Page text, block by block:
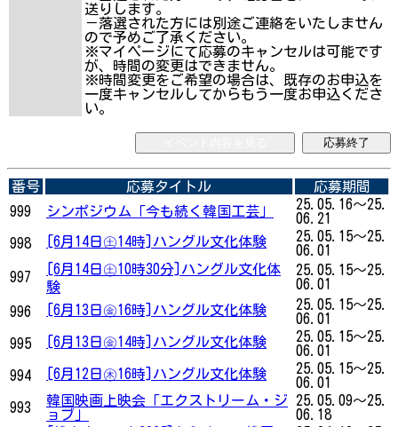
送りします。
－落選された方には別途ご連絡をいたしません
ので予めご了承ください。
※マイページにて応募のキャンセルは可能です
が、時間の変更はできません。
※時間変更をご希望の場合は、既存のお申込を
一度キャンセルしてからもう一度お申込くださ
い。
応募終了
番号 応募タイトル
応募期間
999
シンポジウム「今も続く韓国工芸」
25.05.16～25.
06.21
998
[6月14日㊏14時]ハングル文化体験
25.05.15～25.
06.01
997
[6月14日㊏10時30分]ハングル文化体
験
25.05.15～25.
06.01
996
[6月13日㊎16時]ハングル文化体験
25.05.15～25.
06.01
995
[6月13日㊎14時]ハングル文化体験
25.05.15～25.
06.01
994
[6月12日㊍16時]ハングル文化体験
25.05.15～25.
06.01
993
韓国映画上映会「エクストリーム・ジ
ョブ」
25.05.09～25.
06.18